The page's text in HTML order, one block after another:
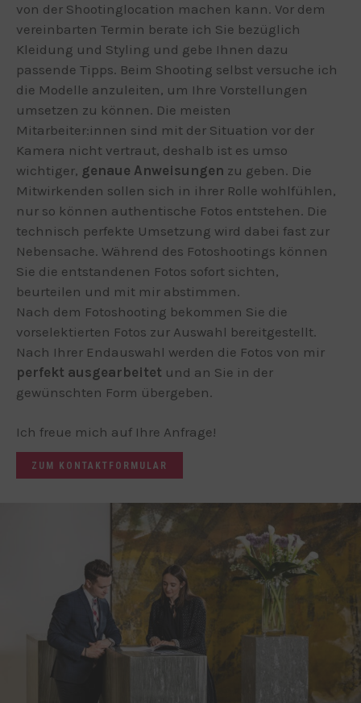
von der Shootinglocation machen kann. Vor dem
vereinbarten Termin berate ich Sie bezüglich
Kleidung und Styling und gebe Ihnen dazu
passende Tipps. Beim Shooting selbst versuche ich
die Modelle anzuleiten, um Ihre Vorstellungen
umsetzen zu können. Die meisten
Mitarbeiter:innen sind mit der Situation vor der
Kamera nicht vertraut, deshalb ist es umso
wichtiger, genaue Anweisungen zu geben. Die
Mitwirkenden sollen sich in ihrer Rolle wohlfühlen,
nur so können authentische Fotos entstehen. Die
technisch perfekte Umsetzung wird dabei fast zur
Nebensache. Während des Fotoshootings können
Sie die entstandenen Fotos sofort sichten,
beurteilen und mit mir abstimmen.
Nach dem Fotoshooting bekommen Sie die
vorselektierten Fotos zur Auswahl bereitgestellt.
Nach Ihrer Endauswahl werden die Fotos von mir
perfekt ausgearbeitet und an Sie in der
gewünschten Form übergeben.
Ich freue mich auf Ihre Anfrage!
ZUM KONTAKTFORMULAR